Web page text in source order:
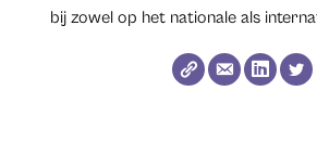
bij zowel op het nationale als